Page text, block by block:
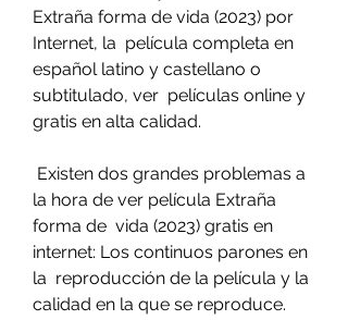
Extraña forma de vida (2023) por
Internet, la  película completa en
español latino y castellano o
subtitulado, ver  películas online y
gratis en alta calidad.
la hora de ver película Extraña
forma de  vida (2023) gratis en
internet: Los continuos parones en
la  reproducción de la película y la
calidad en la que se reproduce.